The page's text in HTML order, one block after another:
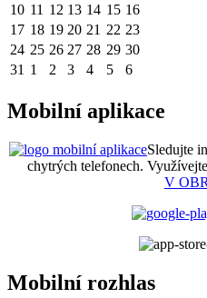
10 11 12 13 14 15 16
17 18 19 20 21 22 23
24 25 26 27 28 29 30
31 1 2 3 4 5 6
Mobilní aplikace
Sledujte
chytrých telefonech.
V
Mobilní rozhlas